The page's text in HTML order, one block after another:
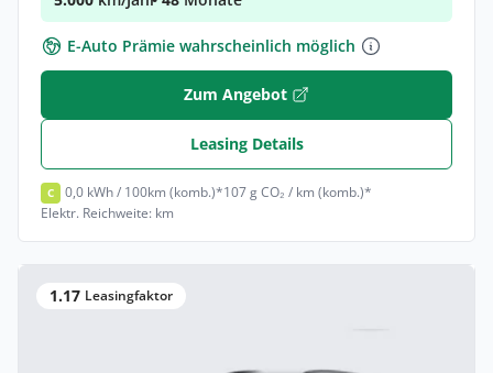
E-Auto Prämie wahrscheinlich möglich
Zum Angebot
Leasing Details
C 0,0 kWh / 100km (komb.)*107 g CO₂ / km (komb.)*
Elektr. Reichweite: km
1.17 Leasingfaktor